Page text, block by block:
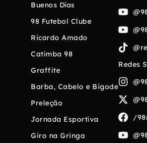
Buenos Días
98 Futebol Clube
Ricardo Amado
Catimba 98
Graffite
Barba, Cabelo e Bigode
Preleção
Jornada Esportiva
Giro na Gringa
Redes
/